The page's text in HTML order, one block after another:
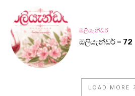
ඔලියැන්ඩර්
ඔලියැන්ඩර් – 72
LOAD MORE